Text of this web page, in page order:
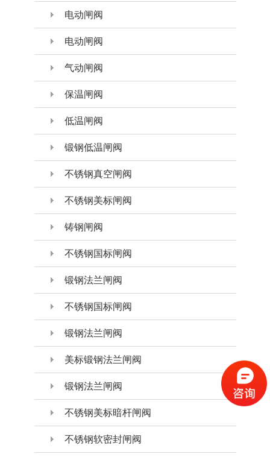
电动闸阀
电动闸阀
气动闸阀
保温闸阀
低温闸阀
锻钢低温闸阀
不锈钢真空闸阀
不锈钢美标闸阀
铸钢闸阀
不锈钢国标闸阀
锻钢法兰闸阀
不锈钢国标闸阀
锻钢法兰闸阀
美标锻钢法兰闸阀
锻钢法兰闸阀
不锈钢美标暗杆闸阀
不锈钢软密封闸阀